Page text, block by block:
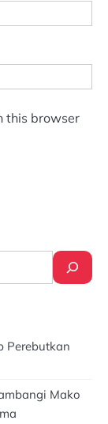
this browser
Perebutkan
Mako